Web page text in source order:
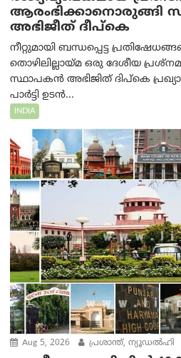
ആരംഭിക്കാനൊരുങ്ങി
അഭിജീത് ദീപ്കെ
നീറ്റുമായി ബന്ധപ്പെട്ട
തൊഴിലില്ലായ്മ ഒരു ദേശീയ
സ്ഥാപകൻ അഭിജിത് ദിപ്കെ
പാർട്ടി ഉടൻ...
INDIA
Aug 5, 2026 പ്രശാന്ത്, ന്യൂഡല്‍ഹി